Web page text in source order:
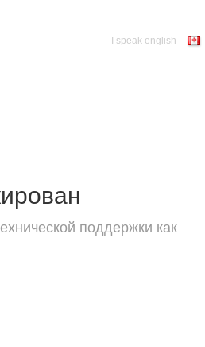
I speak english
поддержки как